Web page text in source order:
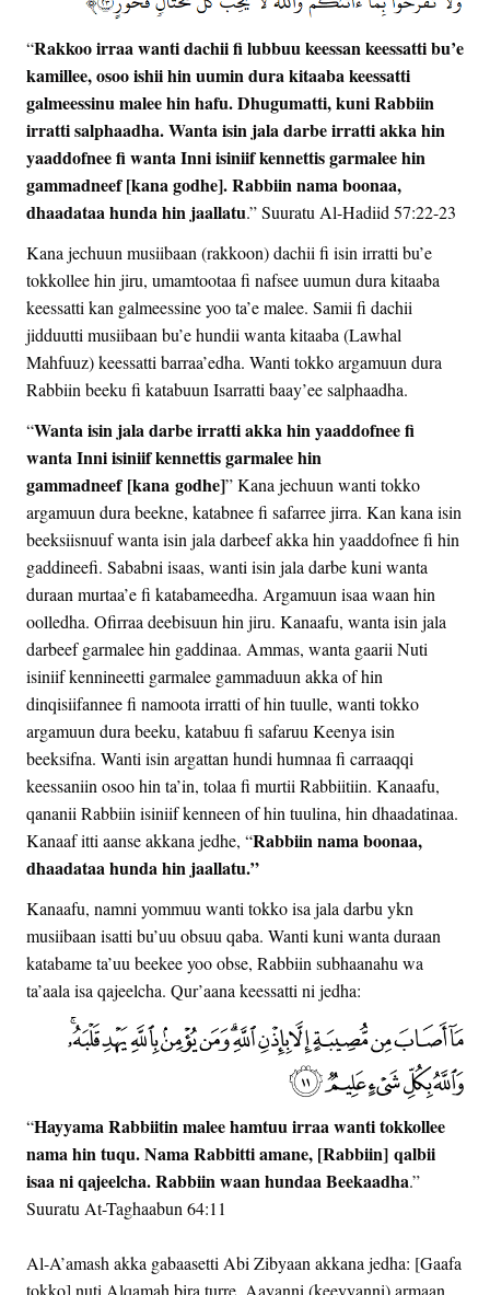
“Rakkoo irraa wanti dachii fi lubbuu keessan keessatti bu’e
kamillee, osoo ishii hin uumin dura kitaaba keessatti
galmeessinu malee hin hafu. Dhugumatti, kuni Rabbiin
irratti salphaadha. Wanta isin jala darbe irratti akka hin
yaaddofnee fi wanta Inni isiniif kennettis garmalee hin
gammadneef [kana godhe]. Rabbiin nama boonaa,
dhaadataa hunda hin jaallatu.” Suuratu Al-Hadiid 57:22-23
Kana jechuun musiibaan (rakkoon) dachii fi isin irratti bu’e
tokkollee hin jiru, umamtootaa fi nafsee uumun dura kitaaba
keessatti kan galmeessine yoo ta’e malee. Samii fi dachii
jidduutti musiibaan bu’e hundii wanta kitaaba (Lawhal
Mahfuuz) keessatti barraa’edha. Wanti tokko argamuun dura
Rabbiin beeku fi katabuun Isarratti baay’ee salphaadha.
“Wanta isin jala darbe irratti akka hin yaaddofnee fi
wanta Inni isiniif kennettis garmalee hin
gammadneef [kana godhe]” Kana jechuun wanti tokko
argamuun dura beekne, katabnee fi safarree jirra. Kan kana isin
beeksiisnuuf wanta isin jala darbeef akka hin yaaddofnee fi hin
gaddineefi. Sababni isaas, wanti isin jala darbe kuni wanta
duraan murtaa’e fi katabameedha. Argamuun isaa waan hin
oolledha. Ofirraa deebisuun hin jiru. Kanaafu, wanta isin jala
darbeef garmalee hin gaddinaa. Ammas, wanta gaarii Nuti
isiniif kennineetti garmalee gammaduun akka of hin
dinqisiifannee fi namoota irratti of hin tuulle, wanti tokko
argamuun dura beeku, katabuu fi safaruu Keenya isin
beeksifna. Wanti isin argattan hundi humnaa fi carraaqqi
keessaniin osoo hin ta’in, tolaa fi murtii Rabbiitiin. Kanaafu,
qananii Rabbiin isiniif kenneen of hin tuulina, hin dhaadatinaa.
Kanaaf itti aanse akkana jedhe, “Rabbiin nama boonaa,
dhaadataa hunda hin jaallatu.”
Kanaafu, namni yommuu wanti tokko isa jala darbu ykn
musiibaan isatti bu’uu obsuu qaba. Wanti kuni wanta duraan
katabame ta’uu beekee yoo obse, Rabbiin subhaanahu wa
ta’aala isa qajeelcha. Qur’aana keessatti ni jedha:
“Hayyama Rabbiitin malee hamtuu irraa wanti tokkollee
nama hin tuqu. Nama Rabbitti amane, [Rabbiin] qalbii
isaa ni qajeelcha. Rabbiin waan hundaa Beekaadha.”
Suuratu At-Taghaabun 64:11
Al-A’amash akka gabaasetti Abi Zibyaan akkana jedha: [Gaafa
tokko] nuti Alqamah bira turre. Aayanni (keeyyanni) armaan